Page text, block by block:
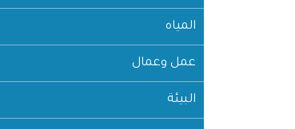
المياه
عمل وعمال
البيئة